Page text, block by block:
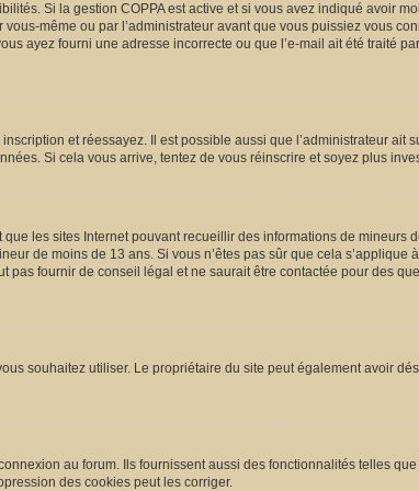
Si la gestion COPPA est active et si vous avez indiqué avoir
même ou par l’administrateur avant que vous puissiez vous
ayez fourni une adresse incorrecte ou que l’e-mail ait été traité
et réessayez. Il est possible aussi que l’administrateur ait
Si cela vous arrive, tentez de vous réinscrire et soyez plus
les sites Internet pouvant recueillir des informations de mineurs
de moins de 13 ans. Si vous n’êtes pas sûr que cela
fournir de conseil légal et ne saurait être contactée pour des
souhaitez utiliser. Le propriétaire du site peut également avoir
au forum. Ils fournissent aussi des fonctionnalités telles
des cookies peut les corriger.